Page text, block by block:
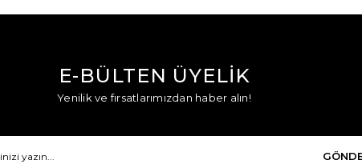
E-BÜLTEN ÜYELİK
Yenilik ve fırsatlarımızdan haber alın!